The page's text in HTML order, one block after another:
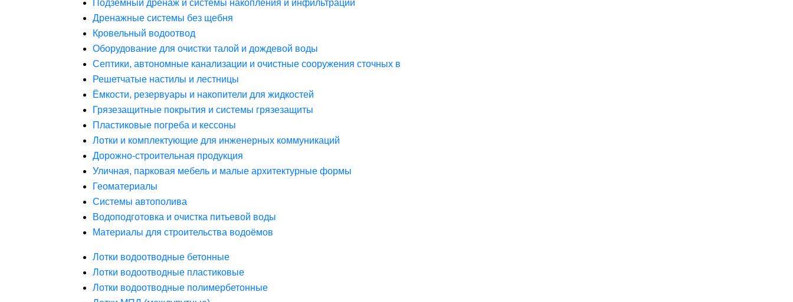
Подземный дренаж и системы накопления и инфильтрации
Дренажные системы без щебня
Кровельный водоотвод
Оборудование для очистки талой и дождевой воды
Септики, автономные канализации и очистные сооружения сточных в
Решетчатые настилы и лестницы
Ёмкости, резервуары и накопители для жидкостей
Грязезащитные покрытия и системы грязезащиты
Пластиковые погреба и кессоны
Лотки и комплектующие для инженерных коммуникаций
Дорожно-строительная продукция
Уличная, парковая мебель и малые архитектурные формы
Геоматериалы
Системы автополива
Водоподготовка и очистка питьевой воды
Материалы для строительства водоёмов
Лотки водоотводные бетонные
Лотки водоотводные пластиковые
Лотки водоотводные полимербетонные